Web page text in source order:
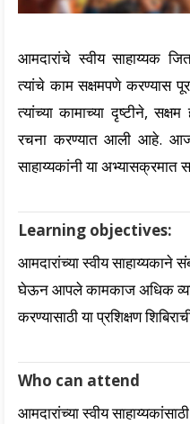
आमदारांचे स्वीय साहाय्यक
त्यांचे काम सक्षमपणे करण्यास
त्यांच्या कामाच्या दृष्टीने,
रचना करण्यात आली आहे.
साहाय्यकांनी या
Learning objectives:
आमदारांच्या स्वीय साहाय्यकाने
घेऊन आपले कामकाज अधिक
करण्यासाठी या प्रशिक्षण
Who can attend
आमदारांच्या स्वीय साहाय्यकांसाठी